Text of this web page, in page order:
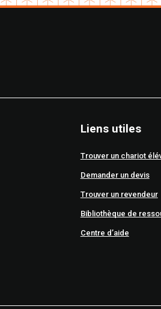
Liens utiles
Trouver un chariot
Demander un devis
Trouver un revendeur
Bibliothèque de
Centre d’aide